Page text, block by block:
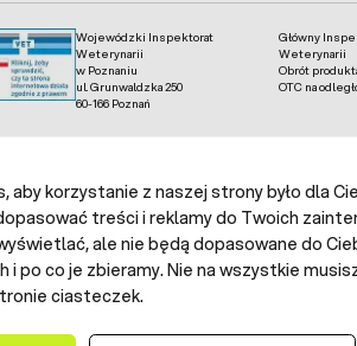
Wojewódzki Inspektorat
Weterynarii
w Poznaniu
ul. Grunwaldzka 250
60-166 Poznań
Główny
Weterynarii
Obrót
OTC na
aby korzystanie z naszej strony było dla
treści i reklamy do Twoich
ale nie będą dopasowane do
i po co je zbieramy. Nie na wszystkie
ciasteczek.